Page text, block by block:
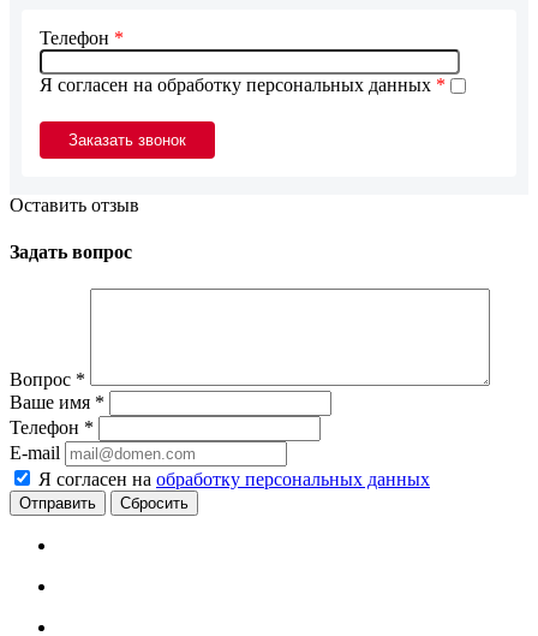
Я согласен на обработку персональных данных *
Телефон *
Оставить отзыв
Задать вопрос
Вопрос *
Ваше имя *
Телефон *
E-mail
Я согласен на обработку персональных данных
Сбросить